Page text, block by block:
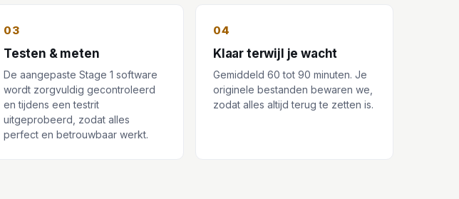
03
Testen & meten
De aangepaste Stage 1 software
wordt zorgvuldig gecontroleerd
en tijdens een testrit
uitgeprobeerd, zodat alles
perfect en betrouwbaar werkt.
04
Klaar terwijl je wacht
Gemiddeld 60 tot 90 minuten. Je
originele bestanden bewaren we,
zodat alles altijd terug te zetten is.